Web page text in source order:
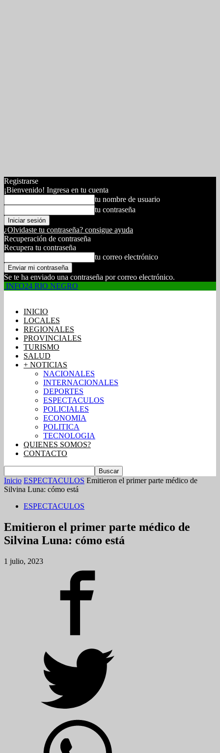
Registrarse
¡Bienvenido! Ingresa en tu cuenta
tu nombre de usuario
tu contraseña
¿Olvidaste tu contraseña? consigue ayuda
Recuperación de contraseña
Recupera tu contraseña
tu correo electrónico
Se te ha enviado una contraseña por correo electrónico.
INFO24 RIO NEGRO
INICIO
LOCALES
REGIONALES
PROVINCIALES
TURISMO
SALUD
+ NOTICIAS
NACIONALES
INTERNACIONALES
DEPORTES
ESPECTACULOS
POLICIALES
ECONOMIA
POLITICA
TECNOLOGIA
QUIENES SOMOS?
CONTACTO
Inicio ESPECTACULOS Emitieron el primer parte médico de
Silvina Luna: cómo está
ESPECTACULOS
Emitieron el primer parte médico de
Silvina Luna: cómo está
1 julio, 2023